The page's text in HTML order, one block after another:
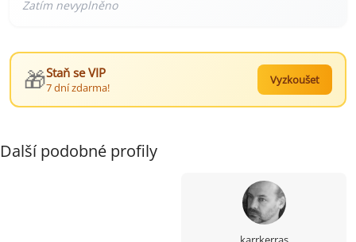
🎁Staň se VIP
7 dní zdarma!
Vyzkoušet
Další podobné profily